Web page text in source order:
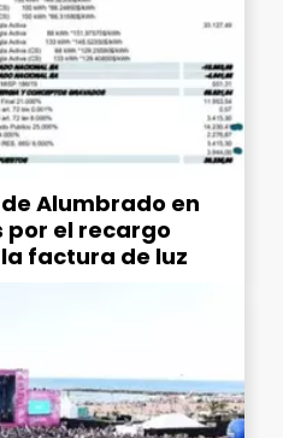
Alumbrado en
por el recargo
factura de luz